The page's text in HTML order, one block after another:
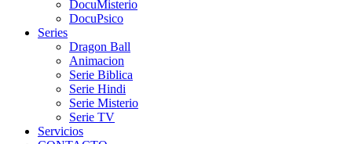
DocuMisterio
DocuPsico
Series
Dragon Ball
Animacion
Serie Biblica
Serie Hindi
Serie Misterio
Serie TV
Servicios